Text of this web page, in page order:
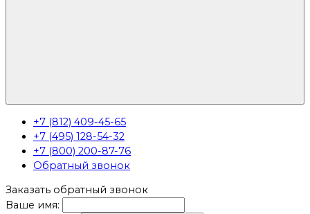
+7 (812) 409-45-65
+7 (495) 128-54-32
+7 (800) 200-87-76
Обратный звонок
Заказать обратный звонок
Ваше имя: